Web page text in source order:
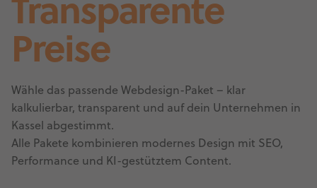
Transparente
Preise
Wähle das passende Webdesign-Paket – klar
kalkulierbar, transparent und auf dein Unternehmen in
Kassel abgestimmt.
Alle Pakete kombinieren modernes Design mit SEO,
Performance und KI-gestütztem Content.